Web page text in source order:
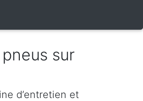
sur
d’entretien et